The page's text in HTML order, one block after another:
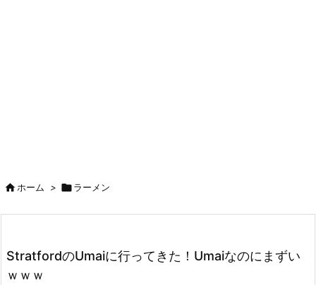
ホーム > ラーメン
StratfordのUmaiに行ってきた！Umaiなのにまずい
ｗｗｗ